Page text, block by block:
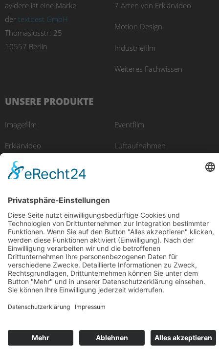
avidere ist eine Marke
der textbest GmbH
Thomasiusstr. 25
10557 Berlin
7 Arten von Erklärvideo
Motion Design
Industriefilm
Weiteres Fachwissen
UNSERE PRODUKTE
Imagefilm
Erklärvideo
Recruitingfilm
Eventfilm
Luftaufnahmen
© 2025 avidere | Film & Kommunikation
Impressum
Datenschutz
Design & Code
kube.studio